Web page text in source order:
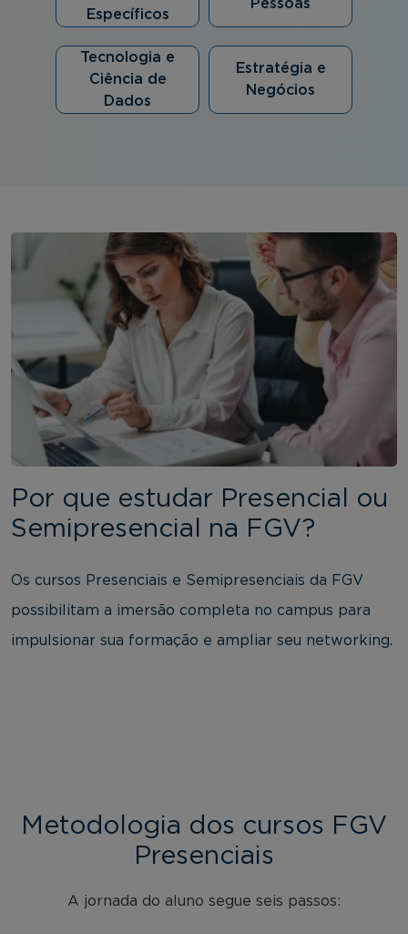
Específicos
Pessoas
Tecnologia e
Ciência de
Dados
Estratégia e
Negócios
Por que estudar Presencial ou
Semipresencial na FGV?
Os cursos Presenciais e Semipresenciais da FGV
possibilitam a imersão completa no campus para
impulsionar sua formação e ampliar seu networking.
Metodologia dos cursos FGV
Presenciais
A jornada do aluno segue seis passos: